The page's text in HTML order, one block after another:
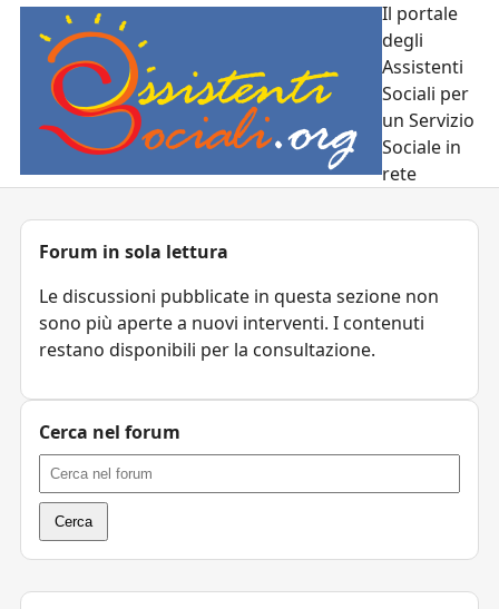
Il portale
degli
Assistenti
Sociali per
un Servizio
Sociale in
rete
Forum in sola lettura
Le discussioni pubblicate in questa sezione non
sono più aperte a nuovi interventi. I contenuti
restano disponibili per la consultazione.
Cerca nel forum
Cerca